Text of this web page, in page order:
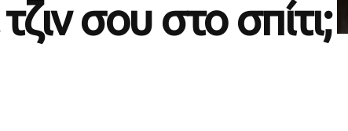
σου στο σπίτι;